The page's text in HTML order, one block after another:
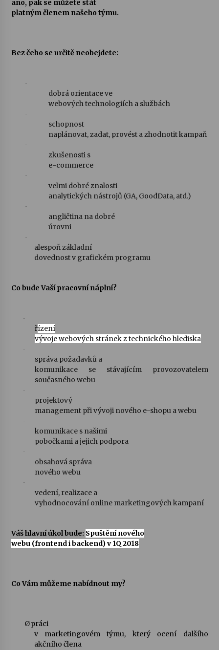
Letní koncerty ve Stromovce: Rufus Miller
22. 7. 2026
Vysočinka
Ozvěny prázdnin
14. 7. 2026
Za kulturou kousek za Humpolec. V Želivě ožije
13. 7. 2026
Varhanní recitál Michala Novenka v Klášteře
Želiv
Petr Adamec – Malovaný svět
ano, pak se můžete stát
platným členem našeho týmu.
Bez čeho se určitě neobejdete:
·
dobrá orientace ve
webových technologiích a službách
·
schopnost
naplánovat, zadat, provést a zhodnotit kampaň
·
zkušenosti s
e-commerce
·
velmi dobré znalosti
analytických nástrojů (GA, GoodData, atd.)
·
angličtina na dobré
úrovni
·
alespoň základní
dovednost v grafickém programu
Co bude Vaší pracovní náplní?
·
řízení
vývoje webových stránek z technického hlediska
·
správa požadavků a
komunikace se stávajícím provozovatelem
současného webu
·
projektový
management při vývoji nového e-shopu a webu
·
komunikace s našimi
pobočkami a jejich podpora
·
obsahová správa
nového webu
·
vedení, realizace a
vyhodnocování online marketingových kampaní
Váš hlavní úkol bude: Spuštění nového
webu (frontend i backend) v 1Q 2018
Co Vám můžeme nabídnout my?
Ø práci
v marketingovém týmu, který ocení dalšího
akčního člena